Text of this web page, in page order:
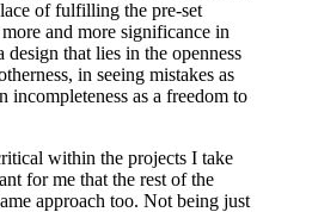
of fulfilling the pre-set
and more significance in
design that lies in the openness
in seeing mistakes as
incompleteness as a freedom to
within the projects I take
for me that the rest of the
approach too. Not being just